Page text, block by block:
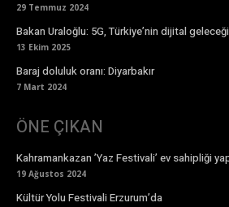
29 Temmuz 2024
Bakan Uraloğlu: 5G, Türkiye’nin dijital
13 Ekim 2025
Baraj doluluk oranı: Diyarbakır
7 Mart 2024
ÖNE ÇIKAN
Kahramankazan ’Yaz Festivali’ ev sahipliği
19 Ağustos 2024
Kültür Yolu Festivali Erzurum’da